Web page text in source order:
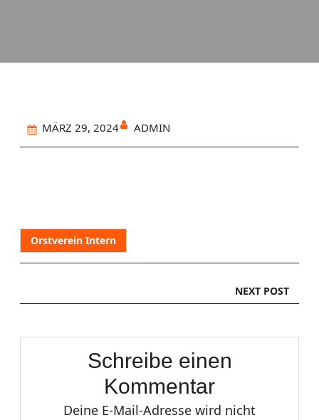
MÄRZ 29, 2024 ADMIN
Orstverein Intern
NEXT POST
Schreibe einen
Kommentar
Deine E-Mail-Adresse wird nicht